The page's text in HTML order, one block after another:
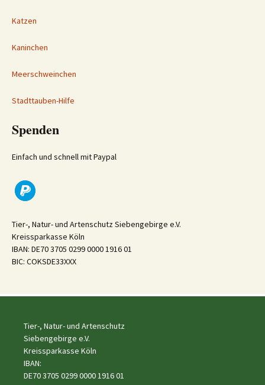
Katzen
Kaninchen
Meerschweinchen
Stadttauben-Hilfe
Spenden
Einfach und schnell mit Paypal
Tier-, Natur- und Artenschutz Siebengebirge e.V.
Kreissparkasse Köln
IBAN: DE70 3705 0299 0000 1916 01
BIC: COKSDE33XXX
Tier-, Natur- und Artenschutz
Siebengebirge e.V.
Kreissparkasse Köln
IBAN:
DE70 3705 0299 0000 1916 01